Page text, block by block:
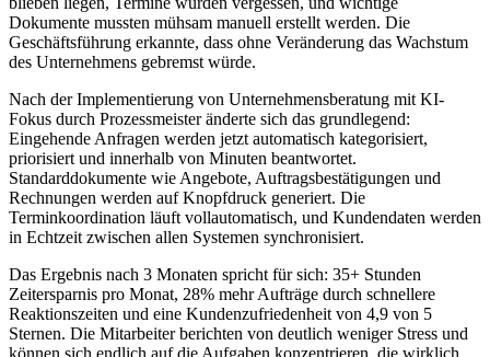
Dokumente mussten mühsam manuell erstellt werden. Die
Geschäftsführung erkannte, dass ohne Veränderung das Wachstum
des Unternehmens gebremst würde.
Nach der Implementierung von Unternehmensberatung mit KI-
Fokus durch Prozessmeister änderte sich das grundlegend:
Eingehende Anfragen werden jetzt automatisch kategorisiert,
priorisiert und innerhalb von Minuten beantwortet.
Standarddokumente wie Angebote, Auftragsbestätigungen und
Rechnungen werden auf Knopfdruck generiert. Die
Terminkoordination läuft vollautomatisch, und Kundendaten werden
in Echtzeit zwischen allen Systemen synchronisiert.
Das Ergebnis nach 3 Monaten spricht für sich: 35+ Stunden
Zeitersparnis pro Monat, 28% mehr Aufträge durch schnellere
Reaktionszeiten und eine Kundenzufriedenheit von 4,9 von 5
Sternen. Die Mitarbeiter berichten von deutlich weniger Stress und
können sich endlich auf die Aufgaben konzentrieren, die wirklich